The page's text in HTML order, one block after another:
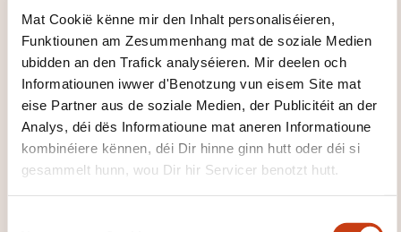
Mat Cookië kënne mir den Inhalt personaliséieren,
Funktiounen am Zesummenhang mat de soziale Medien
ubidden an den Trafick analyséieren. Mir deelen och
Informatiounen iwwer d'Benotzung vun eisem Site mat
eise Partner aus de soziale Medien, der Publicitéit an der
Analys, déi dës Informatioune mat aneren Informatioune
kombinéiere kënnen, déi Dir hinne ginn hutt oder déi si
gesammelt hunn, wou Dir hir Servicer benotzt hutt.
Formatiounsdomain
er zeréckzegoen
Klickt hei, fir all
d'Domainer ze